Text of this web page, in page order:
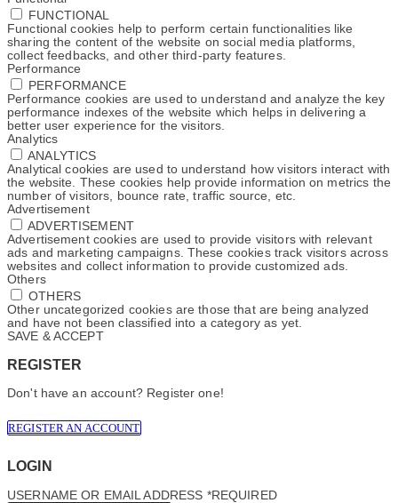
FUNCTIONAL
Functional cookies help to perform certain functionalities like
sharing the content of the website on social media platforms,
collect feedbacks, and other third-party features.
Performance
PERFORMANCE
Performance cookies are used to understand and analyze the key
performance indexes of the website which helps in delivering a
better user experience for the visitors.
Analytics
ANALYTICS
Analytical cookies are used to understand how visitors interact with
the website. These cookies help provide information on metrics the
number of visitors, bounce rate, traffic source, etc.
Advertisement
ADVERTISEMENT
Advertisement cookies are used to provide visitors with relevant
ads and marketing campaigns. These cookies track visitors across
websites and collect information to provide customized ads.
Others
OTHERS
Other uncategorized cookies are those that are being analyzed
and have not been classified into a category as yet.
SAVE & ACCEPT
REGISTER
Don't have an account? Register one!
REGISTER AN ACCOUNT
LOGIN
USERNAME OR EMAIL ADDRESS *REQUIRED